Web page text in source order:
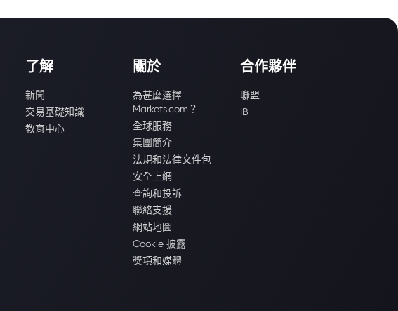
了解
新聞
交易基礎知識
教育中心
關於
為甚麼選擇
Markets.com？
全球服務
集團簡介
法規和法律文件包
安全上網
查詢和投訴
聯絡支援
網站地圖
Cookie 披露
獎項和媒體
合作夥伴
聯盟
IB